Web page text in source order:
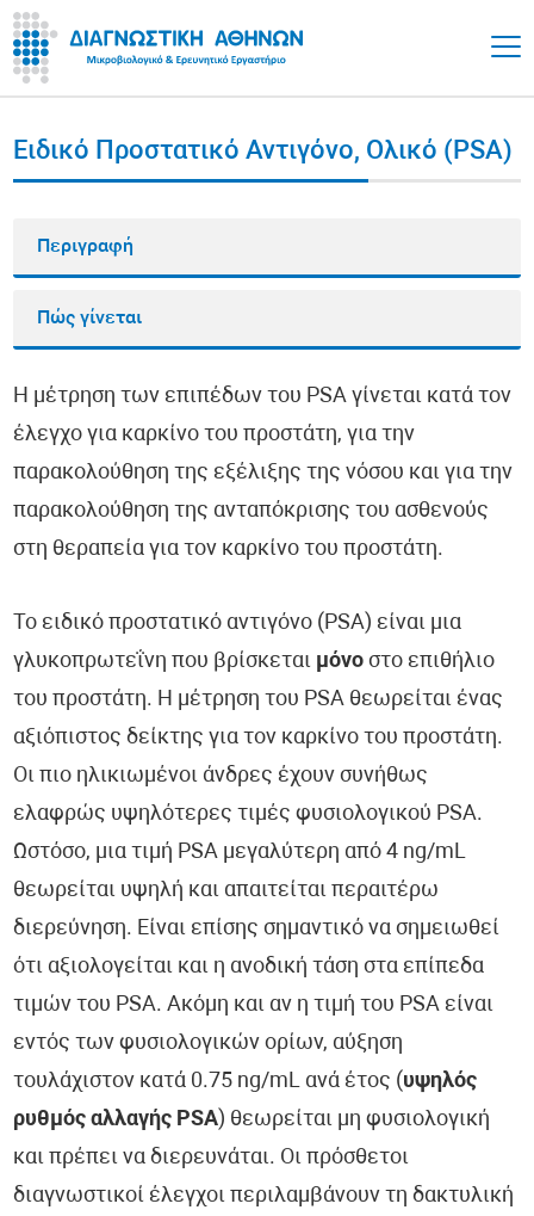
Ειδικό Προστατικό Αντιγόνο, Ολικό (PSA)
Περιγραφή
Πώς γίνεται
Η μέτρηση των επιπέδων του PSA γίνεται κατά τον
έλεγχο για καρκίνο του προστάτη, για την
παρακολούθηση της εξέλιξης της νόσου και για την
παρακολούθηση της ανταπόκρισης του ασθενούς
στη θεραπεία για τον καρκίνο του προστάτη.
Το ειδικό προστατικό αντιγόνο (PSA) είναι μια
γλυκοπρωτεΐνη που βρίσκεται μόνοστο επιθήλιο
του προστάτη. Η μέτρηση του PSA θεωρείται ένας
αξιόπιστος δείκτης για τον καρκίνο του προστάτη.
Οι πιο ηλικιωμένοι άνδρες έχουν συνήθως
ελαφρώς υψηλότερες τιμές φυσιολογικού PSA.
Ωστόσο, μια τιμή PSA μεγαλύτερη από 4 ng/mL
θεωρείται υψηλή και απαιτείται περαιτέρω
διερεύνηση. Είναι επίσης σημαντικό να σημειωθεί
ότι αξιολογείται και η ανοδική τάση στα επίπεδα
τιμών του PSA. Ακόμη και αν η τιμή του PSA είναι
εντός των φυσιολογικών ορίων, αύξηση
τουλάχιστον κατά 0.75 ng/mL ανά έτος (υψηλός
ρυθμός αλλαγής PSA) θεωρείται μη φυσιολογική
και πρέπει να διερευνάται. Οι πρόσθετοι
διαγνωστικοί έλεγχοι περιλαμβάνουν τη δακτυλική